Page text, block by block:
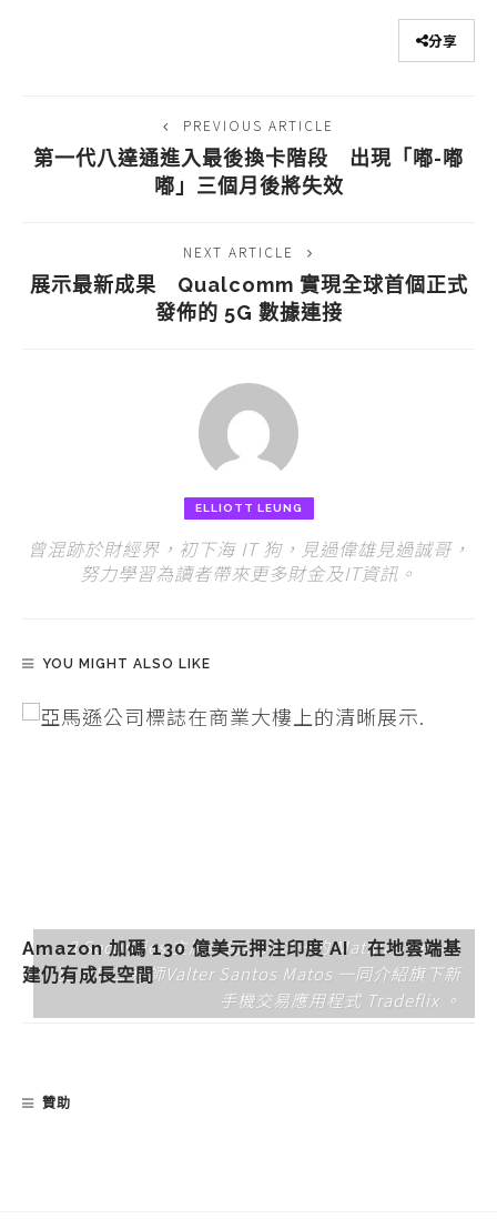
8 Securities 主席兼創辦人之一的 Mathias Helleu
及 首席工程師Valter Santos Matos 一同介紹旗下新
手機交易應用程式 Tradeflix 。
分享
PREVIOUS ARTICLE
第一代八達通進入最後換卡階段 出現「嘟-嘟
嘟」三個月後將失效
NEXT ARTICLE
展示最新成果 Qualcomm 實現全球首個正式
發佈的 5G 數據連接
ELLIOTT LEUNG
曾混跡於財經界，初下海 IT 狗，見過偉雄見過誠哥，
努力學習為讀者帶來更多財金及IT資訊。
YOU MIGHT ALSO LIKE
Amazon 加碼 130 億美元押注印度 AI 在地雲端基
建仍有成長空間
贊助